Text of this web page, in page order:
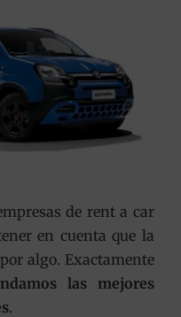
de rent a car
en cuenta que la
algo. Exactamente
las mejores
.